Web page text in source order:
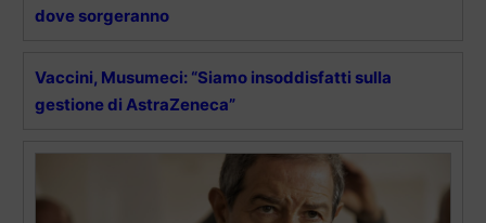
dove sorgeranno
Vaccini, Musumeci: “Siamo insoddisfatti sulla
gestione di AstraZeneca”